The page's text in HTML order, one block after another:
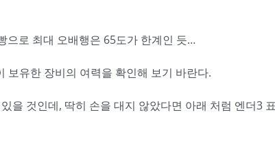
으로 최대 오배행은 65도가 한계인 듯…
유한 장비의 여력을 확인해 보기 바란다.
을 것인데, 딱히 손을 대지 않았다면 아래 처럼 엔더3